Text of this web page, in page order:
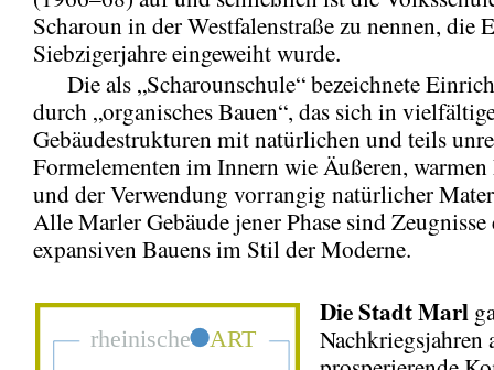
Scharoun in der Westfalenstraße zu nennen, die
Siebzigerjahre eingeweiht wurde.
Die als „Scharounschule“ bezeichnete
durch „organisches Bauen“, das sich in
Gebäudestrukturen mit natürlichen und teils
Formelementen im Innern wie Äußeren, warmen
und der Verwendung vorrangig natürlicher
Alle Marler Gebäude jener Phase sind
expansiven Bauens im Stil der Moderne.
Die Stadt Marl
Nachkriegsjahren